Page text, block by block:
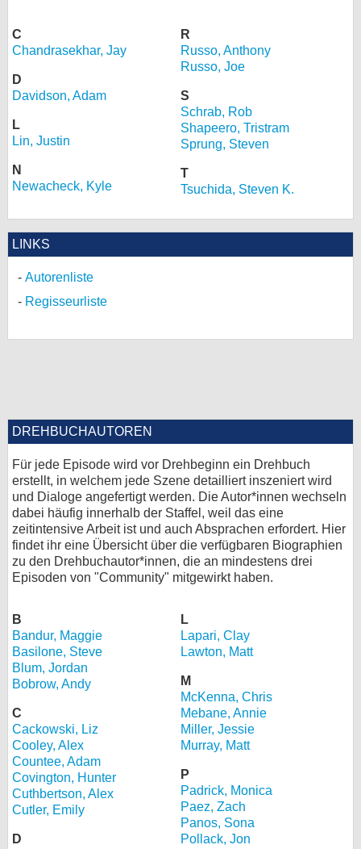
C
Chandrasekhar, Jay
D
Davidson, Adam
L
Lin, Justin
N
Newacheck, Kyle
R
Russo, Anthony
Russo, Joe
S
Schrab, Rob
Shapeero, Tristram
Sprung, Steven
T
Tsuchida, Steven K.
LINKS
Autorenliste
Regisseurliste
DREHBUCHAUTOREN
Für jede Episode wird vor Drehbeginn ein Drehbuch
erstellt, in welchem jede Szene detailliert inszeniert wird
und Dialoge angefertigt werden. Die Autor*innen wechseln
dabei häufig innerhalb der Staffel, weil das eine
zeitintensive Arbeit ist und auch Absprachen erfordert. Hier
findet ihr eine Übersicht über die verfügbaren Biographien
zu den Drehbuchautor*innen, die an mindestens drei
Episoden von "Community" mitgewirkt haben.
B
Bandur, Maggie
Basilone, Steve
Blum, Jordan
Bobrow, Andy
C
Cackowski, Liz
Cooley, Alex
Countee, Adam
Covington, Hunter
Cuthbertson, Alex
Cutler, Emily
D
L
Lapari, Clay
Lawton, Matt
M
McKenna, Chris
Mebane, Annie
Miller, Jessie
Murray, Matt
P
Padrick, Monica
Paez, Zach
Panos, Sona
Pollack, Jon
Desktop-Ansicht
myFanbase